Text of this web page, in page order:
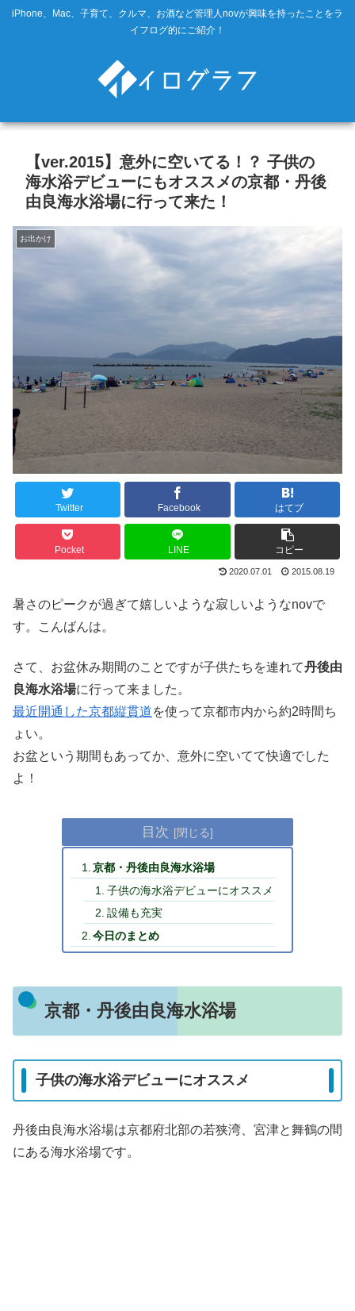
iPhone、Mac、子育て、クルマ、お酒など管理人novが興味を持ったことをラ
イフログ的にご紹介！
【ver.2015】意外に空いてる！？ 子供の
海水浴デビューにもオススメの京都・丹後
由良海水浴場に行って来た！
お出かけ
Twitter Facebook はてブ
Pocket LINE コピー
2020.07.01 2015.08.19
暑さのピークが過ぎて嬉しいような寂しいようなnovで
す。こんばんは。
さて、お盆休み期間のことですが子供たちを連れて丹後由
良海水浴場に行って来ました。
最近開通した京都縦貫道を使って京都市内から約2時間ち
ょい。
お盆という期間もあってか、意外に空いてて快適でした
よ！
目次
京都・丹後由良海水浴場
子供の海水浴デビューにオススメ
設備も充実
今日のまとめ
京都・丹後由良海水浴場
子供の海水浴デビューにオススメ
丹後由良海水浴場は京都府北部の若狭湾、宮津と舞鶴の間
にある海水浴場です。